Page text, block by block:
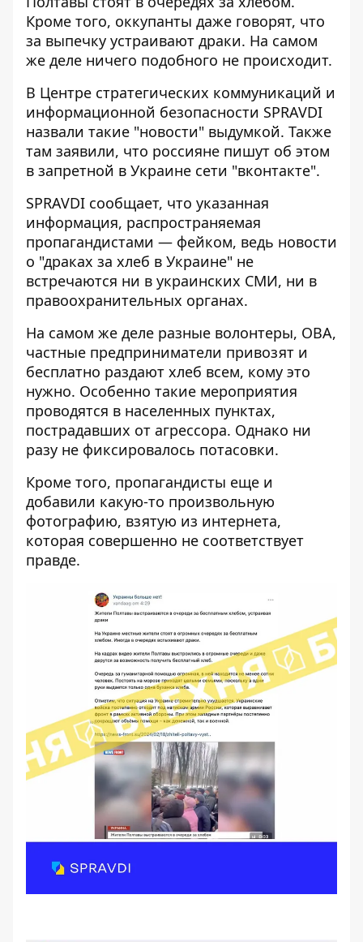
Кроме того, оккупанты даже говорят, что
за выпечку устраивают драки. На самом
же деле ничего подобного не происходит.
В Центре стратегических коммуникаций и
информационной безопасности SPRAVDI
назвали такие "новости" выдумкой. Также
там заявили, что россияне пишут об этом
в запретной в Украине сети "вконтакте".
SPRAVDI сообщает, что указанная
информация, распространяемая
пропагандистами — фейком, ведь новости
о "драках за хлеб в Украине" не
встречаются ни в украинских СМИ, ни в
правоохранительных органах.
На самом же деле разные волонтеры, ОВА,
частные предприниматели привозят и
бесплатно раздают хлеб всем, кому это
нужно. Особенно такие мероприятия
проводятся в населенных пунктах,
пострадавших от агрессора. Однако ни
разу не фиксировалось потасовки.
Кроме того, пропагандисты еще и
добавили какую-то произвольную
фотографию, взятую из интернета,
которая совершенно не соответствует
правде.